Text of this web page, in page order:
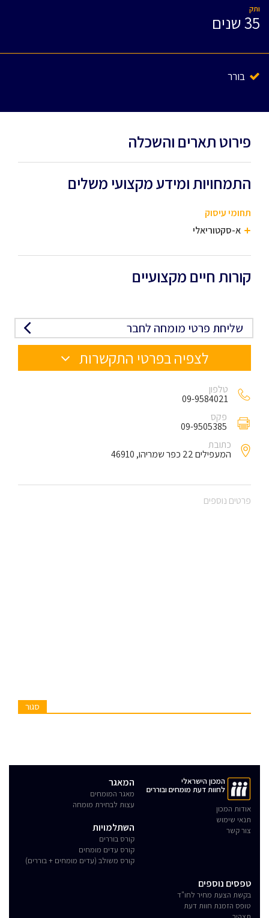
ותק
35 שנים
בורר
פירוט תארים והשכלה
התמחויות ומידע מקצועי משלים
תחומי עיסוק
א-סקטוריאלי
קורות חיים מקצועיים
שליחת פרטי מומחה לחבר
לצפיה בפרטי התקשרות
טלפון
09-9584021
פקס
09-9505385
כתובת
המעפילים 22 כפר שמריהו, 46910
פרטים נוספים
סגור
המכון הישראלי
לחוות דעת מומחים ובוררים
אודות המכון
תנאי שימוש
צור קשר
המאגר
מאגר המומחים
עצות לבחירת מומחה
השתלמויות
קורס בוררים
קורס עדים מומחים
קורס משולב (עדים מומחים + בוררים)
טפסים נוספים
בקשת הצעת מחיר לחו"ד
טופס הזמנת חוות דעת